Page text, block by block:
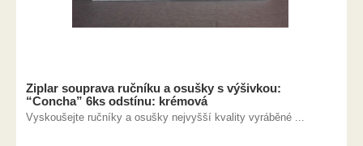
Ziplar souprava ručníku a osušky s výšivkou:
“Concha” 6ks odstínu: krémová
Vyskoušejte ručníky a osušky nejvyšší kvality vyráběné ...